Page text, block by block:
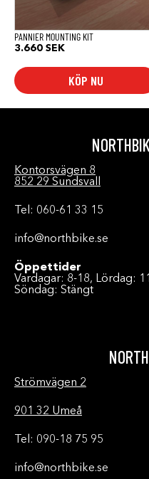
PANNIER MOUNTING KIT
3.660 SEK
KÖP NU
Kontorsvägen 8
852 29 Sundsvall
Tel: 060-61 33 15
info@northbike.se
Öppettider
Vardagar: 8-18, Lördag:
Söndag: Stängt
Strömvägen 2
901 32 Umeå
Tel: 090-18 75 95
info@northbike.se